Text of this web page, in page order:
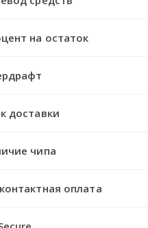
на остаток
доставки
чипа
оплата